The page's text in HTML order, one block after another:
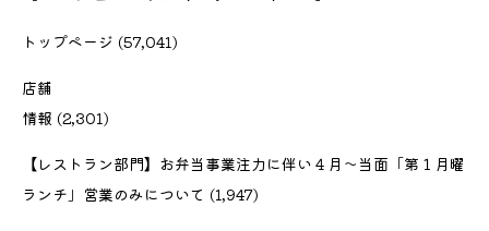
トップページ (57,041)
店舗
情報 (2,301)
【レストラン部門】お弁当事業注力に伴い４月〜当面「第１月曜
ランチ」営業のみについて (1,947)